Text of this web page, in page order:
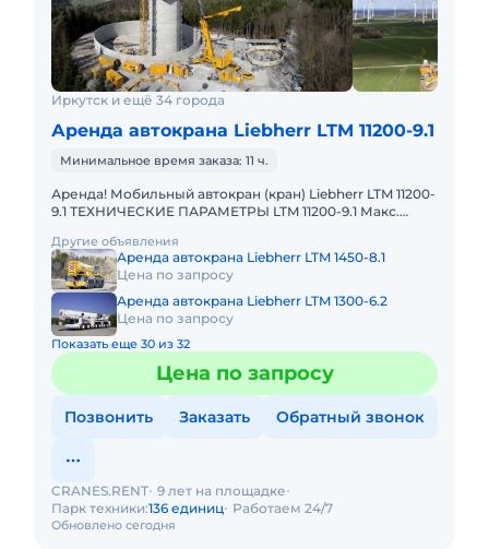
Иркутск и ещё 34 города
Аренда автокрана Liebherr LTM 11200-9.1
Минимальное время заказа: 11 ч.
Аренда! Мобильный автокран (кран) Liebherr LTM 11200-
9.1 ТЕХНИЧЕСКИЕ ПАРАМЕТРЫ LTM 11200-9.1 Макс.
м Макс.
Другие объявления
Аренда автокрана Liebherr LTM 1450-8.1
Цена по запросу
Аренда автокрана Liebherr LTM 1300-6.2
Цена по запросу
Показать еще 30 из 32
Цена по запросу
Позвонить Заказать Обратный звонок
Обновлено сегодня
CRANES.RENT 9 лет на площадке
Парк техники:136 единиц Работаем 24/7